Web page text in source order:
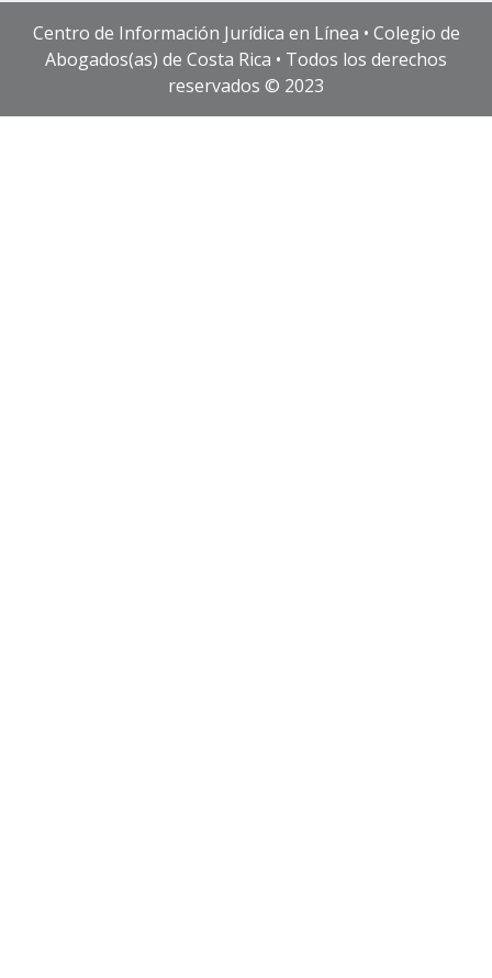
Centro de Información Jurídica en Línea • Colegio de
Abogados(as) de Costa Rica • Todos los derechos
reservados © 2023